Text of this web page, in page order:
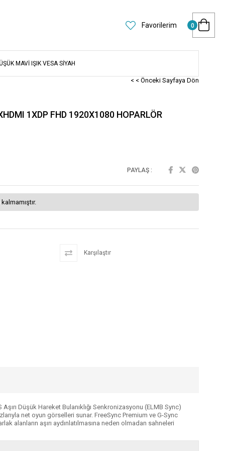
Favorilerim 0
MAVİ IŞIK VESA SİYAH
< < Önceki Sayfaya Dön
1XDP FHD 1920X1080 HOPARLÖR
PAYLAŞ :
Karşılaştır
Düşük Hareket Bulanıklığı Senkronizasyonu (ELMB Sync)
net oyun görselleri sunar. FreeSync Premium ve G-Sync
alanların aşırı aydınlatılmasına neden olmadan sahneleri